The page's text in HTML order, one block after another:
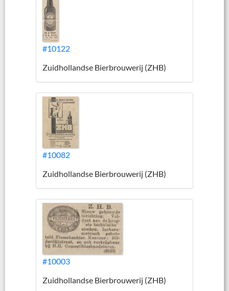
#10122
Zuidhollandse Bierbrouwerij (ZHB)
#10082
Zuidhollandse Bierbrouwerij (ZHB)
#10003
Zuidhollandse Bierbrouwerij (ZHB)